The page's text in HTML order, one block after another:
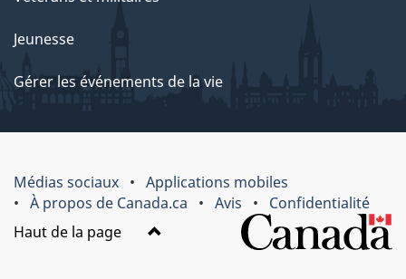
Jeunesse
Gérer les événements de la vie
Médias sociaux
Applications mobiles
À propos de Canada.ca
Avis
Confidentialité
Haut de la page